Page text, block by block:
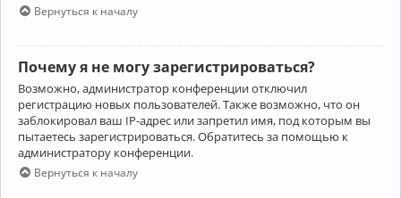
Вернуться к началу
Почему я не могу зарегистрироваться?
Возможно, администратор конференции отключил
регистрацию новых пользователей. Также возможно, что он
заблокировал ваш IP-адрес или запретил имя, под которым вы
пытаетесь зарегистрироваться. Обратитесь за помощью к
администратору конференции.
Вернуться к началу